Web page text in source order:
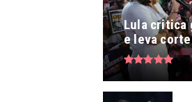
Lula critica
e leva